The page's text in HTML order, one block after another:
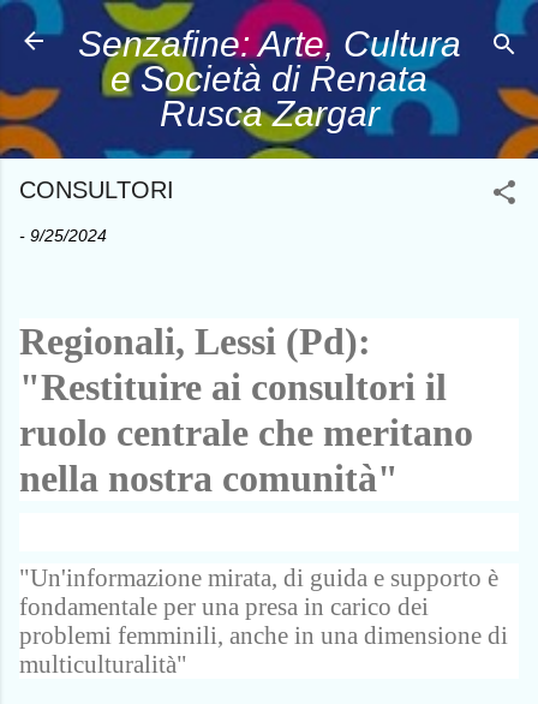
Passa ai contenuti principali
Senzafine: Arte, Cultura
e Società di Renata
Rusca Zargar
CONSULTORI
- 9/25/2024
Regionali, Lessi (Pd):
"Restituire ai consultori il
ruolo centrale che meritano
nella nostra comunità"
i
d
i
e
b
o
o
k
n
t
i
l
"Un'informazione mirata, di guida e supporto è
fondamentale per una presa in carico dei
problemi femminili, anche in una dimensione di
multiculturalità"